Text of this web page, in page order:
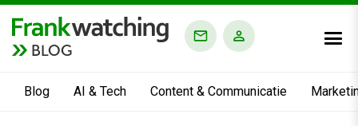
BLOG
Blog AI & Tech Content & Communicatie